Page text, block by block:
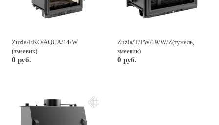
Zuzia/EKO/AQUA/14/W
(змеевик)
0 руб.
Zuzia/T/PW/19/W/Z(тунель,
змеевик)
0 руб.